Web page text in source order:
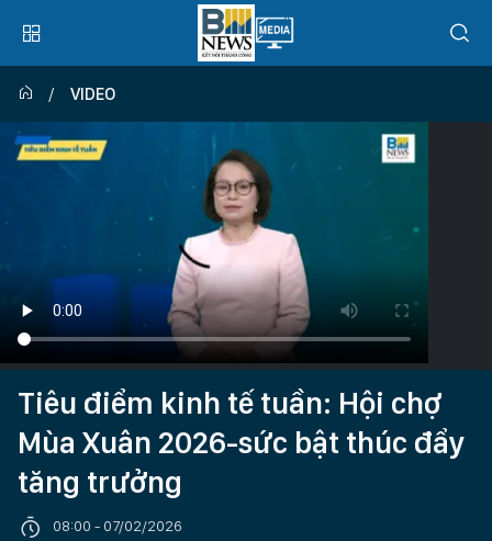
VIDEO
Tiêu điểm kinh tế tuần: Hội chợ
Mùa Xuân 2026-sức bật thúc đẩy
tăng trưởng
08:00 - 07/02/2026